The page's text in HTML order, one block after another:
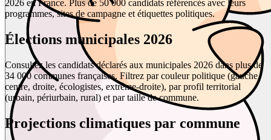
2026 en France. Plus de 50 000 candidats référencés avec leurs
programmes, sites de campagne et étiquettes politiques.
Élections municipales 2026
Consultez les candidats déclarés aux municipales 2026 dans plus de
34 000 communes françaises. Filtrez par couleur politique (gauche,
centre, droite, écologistes, extrême-droite), par profil territorial
(urbain, périurbain, rural) et par taille de commune.
Projections climatiques par commune